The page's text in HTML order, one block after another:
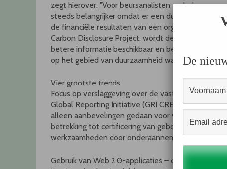
zegt hierover: "Voor beursanalisten en beleggers
steeds belangrijker omdat er een duidelijk verband
de financiële resultaten van een organisatie.
Carbon Disclosure Project, wordt de
betere informatie beschikbaar en beleggers zijn
op het gebied van duurzaamheid waaronder meer
Vier grootste trends
Focus op verslaggeving over de vastgoedsector –
Global Reporting Initiative (GRI CRESS) heeft de
alleen aanbevelingen gedaan voor verslaggeving
betrekking tot certificering van gebouwen en
werkzaamheden door onderaannemers.
Gebruik van Web 2.0-applicaties – online
De